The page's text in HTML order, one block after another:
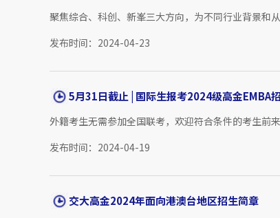
聚焦综合、科创、新峯三大方向，为不同行业背景和
发布时间：2024-04-23
5月31日截止 | 国际生报考2024级高金EMBA
外籍考生无需参加全国联考，欢迎符合条件的考生前来
发布时间：2024-04-19
交大高金2024年面向港澳台地区招生简章